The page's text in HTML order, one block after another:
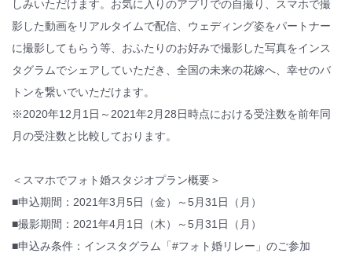
しみいただけます。お気に入りのアプリでの自撮り、スマホで撮
影した動画をリアルタイムで配信、ウェディング姿をパートナー
に撮影してもらう等、おふたりのお好みで撮影した写真をインス
タグラムでシェアしていただき、全国の未来の花嫁へ、幸せのバ
トンを繋いでいただけます。
※2020年12月1日～2021年2月28日時点における受注数を前年同
月の受注数と比較しております。
＜スマホでフォト婚スタジオプラン概要＞
■申込期間：2021年3月5日（金）～5月31日（月）
■撮影期間：2021年4月1日（木）～5月31日（月）
■申込み条件：インスタグラム「#フォト婚リレー」のご参加